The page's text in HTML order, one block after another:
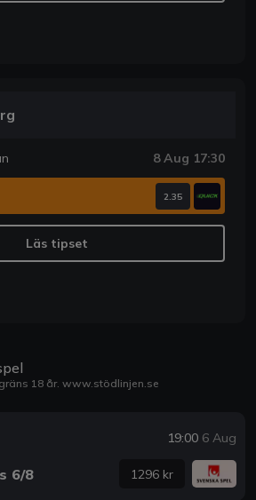
8 Aug 17:30
2.35
Läs tipset
18 år. www.stödlinjen.se
19:00 6 Aug
6/8 1296 kr